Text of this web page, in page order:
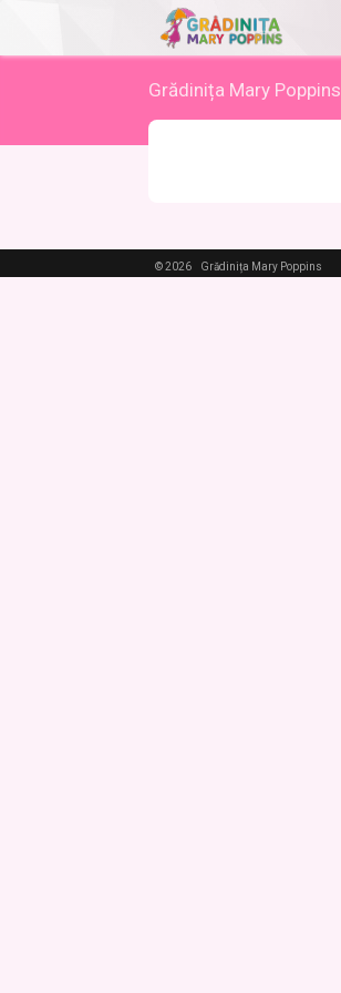
Grădinița Mary Poppins
© 2026 Grădinița Mary Poppins